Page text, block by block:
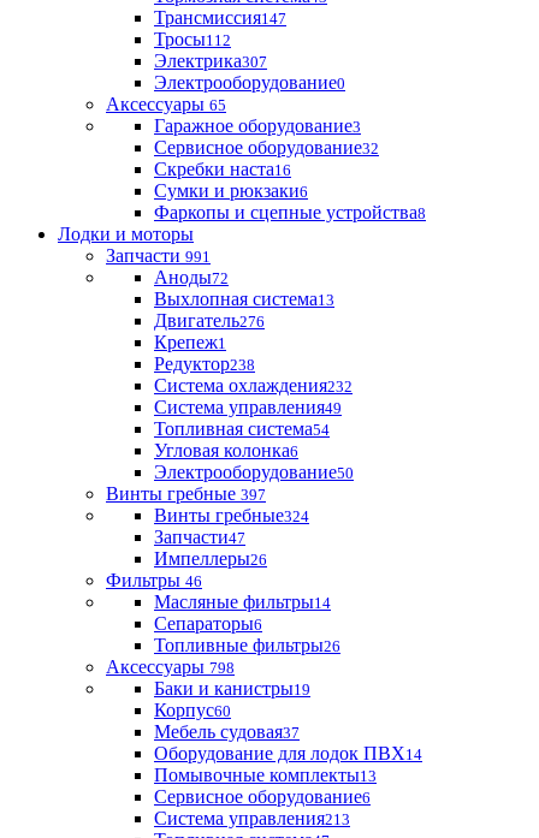
Трансмиссия147
Тросы112
Электрика307
Электрооборудование0
Аксессуары 65
Гаражное оборудование3
Сервисное оборудование32
Скребки наста16
Сумки и рюкзаки6
Фаркопы и сцепные устройства8
Лодки и моторы
Запчасти 991
Аноды72
Выхлопная система13
Двигатель276
Крепеж1
Редуктор238
Система охлаждения232
Система управления49
Топливная система54
Угловая колонка6
Электрооборудование50
Винты гребные 397
Винты гребные324
Запчасти47
Импеллеры26
Фильтры 46
Масляные фильтры14
Сепараторы6
Топливные фильтры26
Аксессуары 798
Баки и канистры19
Корпус60
Мебель судовая37
Оборудование для лодок ПВХ14
Помывочные комплекты13
Сервисное оборудование6
Система управления213